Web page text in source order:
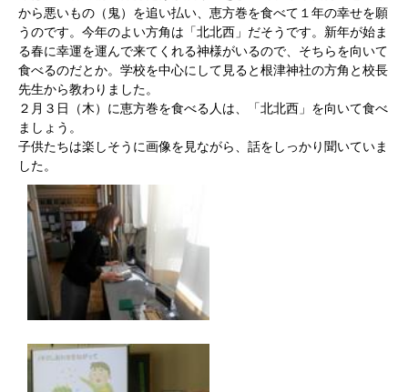
から悪いもの（鬼）を追い払い、恵方巻を食べて１年の幸せを願
うのです。今年のよい方角は「北北西」だそうです。新年が始ま
る春に幸運を運んで来てくれる神様がいるので、そちらを向いて
食べるのだとか。学校を中心にして見ると根津神社の方角と校長
先生から教わりました。
２月３日（木）に恵方巻を食べる人は、「北北西」を向いて食べ
ましょう。
子供たちは楽しそうに画像を見ながら、話をしっかり聞いていま
した。